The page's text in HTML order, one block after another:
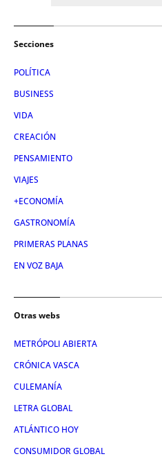
Secciones
POLÍTICA
BUSINESS
VIDA
CREACIÓN
PENSAMIENTO
VIAJES
+ECONOMÍA
GASTRONOMÍA
PRIMERAS PLANAS
EN VOZ BAJA
Otras webs
METRÓPOLI ABIERTA
CRÓNICA VASCA
CULEMANÍA
LETRA GLOBAL
ATLÁNTICO HOY
CONSUMIDOR GLOBAL